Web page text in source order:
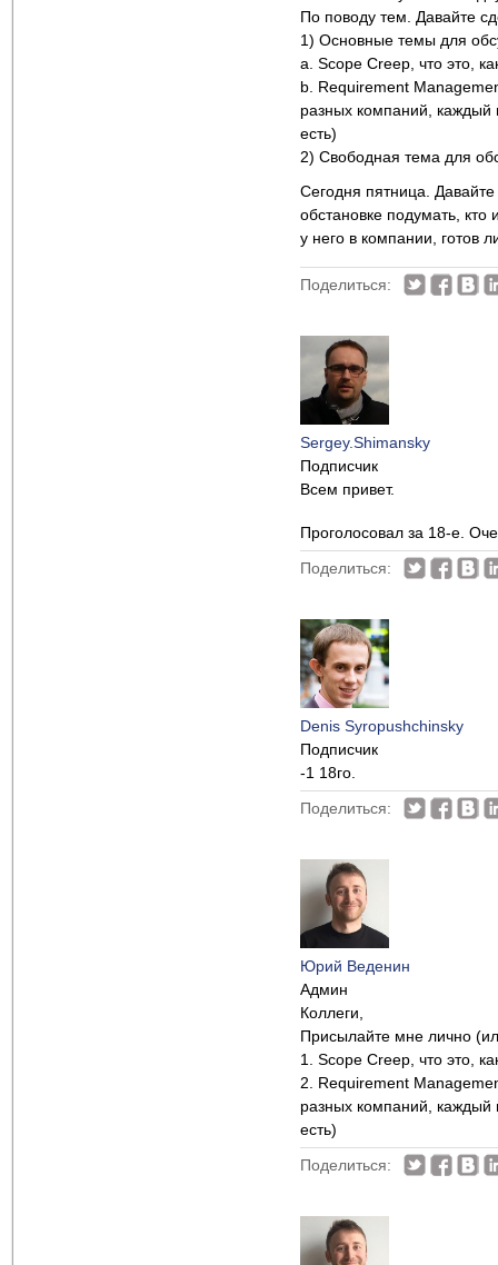
По поводу тем. Давайте
1) Основные темы для
а. Scope Creep, что это,
b. Requirement
разных компаний, каждый
есть)
2) Свободная тема для
Сегодня пятница.
обстановке подумать, кто
у него в компании, готов
Поделиться:
Sergey.Shimansky
Подписчик
Всем привет.
Проголосовал за 18-е.
Поделиться:
Denis Syropushchinsky
Подписчик
-1 18го.
Поделиться:
Юрий Веденин
Админ
Коллеги,
Присылайте мне лично
1. Scope Creep, что это,
2. Requirement
разных компаний, каждый
есть)
Поделиться: